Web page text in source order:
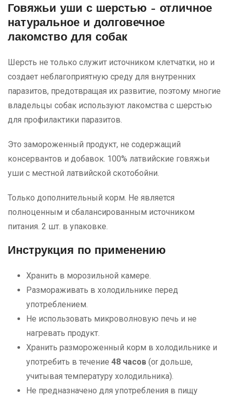
Говяжьи уши с шерстью – отличное
натуральное и долговечное
лакомство для собак
Шерсть не только служит источником клетчатки, но и
создает неблагоприятную среду для внутренних
паразитов, предотвращая их развитие, поэтому многие
владельцы собак используют лакомства с шерстью
для профилактики паразитов.
Это замороженный продукт, не содержащий
консервантов и добавок. 100% латвийские говяжьи
уши с местной латвийской скотобойни.
Только дополнительный корм. Не является
полноценным и сбалансированным источником
питания. 2 шт. в упаковке.
Инструкция по применению
Хранить в морозильной камере.
Размораживать в холодильнике перед
употреблением.
Не использовать микроволновую печь и не
нагревать продукт.
Хранить размороженный корм в холодильнике и
употребить в течение 48 часов (or дольше,
учитывая температуру холодильника).
Не предназначено для употребления в пищу